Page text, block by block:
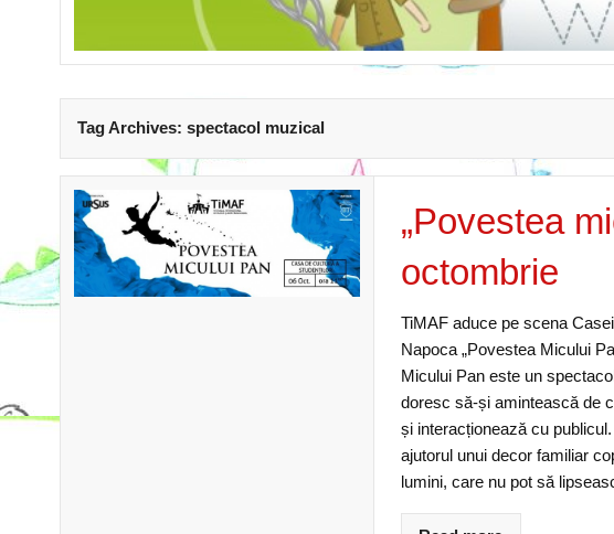
Tag Archives: spectacol muzical
„Povestea
octombrie
TiMAF aduce pe scena
Napoca „Povestea Micului
Micului Pan este un
doresc să-și amintească de
și interacționează cu
ajutorul unui decor familiar
lumini, care nu pot să